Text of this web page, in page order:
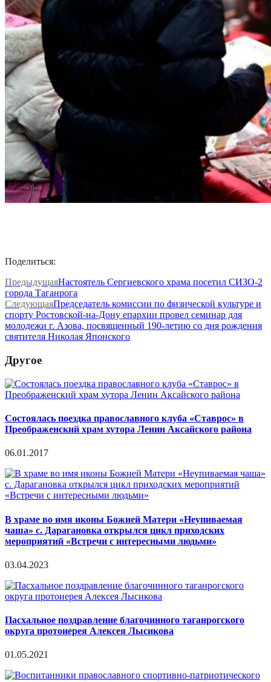
Поделиться:
ПредыдущаяНастоятель Сергиевского храма посетил СИЗО-2
города Таганрога
СледующаяПредседатель комиссии по физической культуре и
спорту Ростовской-на-Дону епархии провел семинар для
молодежи г. Азова, посвященный 190-летию со дня рождения
святителя Николая Японского
Другое
Состоялась поездка православного клуба «Ставрос» в
Преображенский храм хутора Ленин Аксайского района
06.01.2017
В храме во имя иконы Божией Матери «Неупиваемая
чаша» с. Дарагановка открылся цикл приходских
мероприятий «Встречи с интересными людьми»
03.04.2023
Пасхальное поздравление благочинного таганрогского
округа протоиерея Алексея Лысикова
01.05.2021